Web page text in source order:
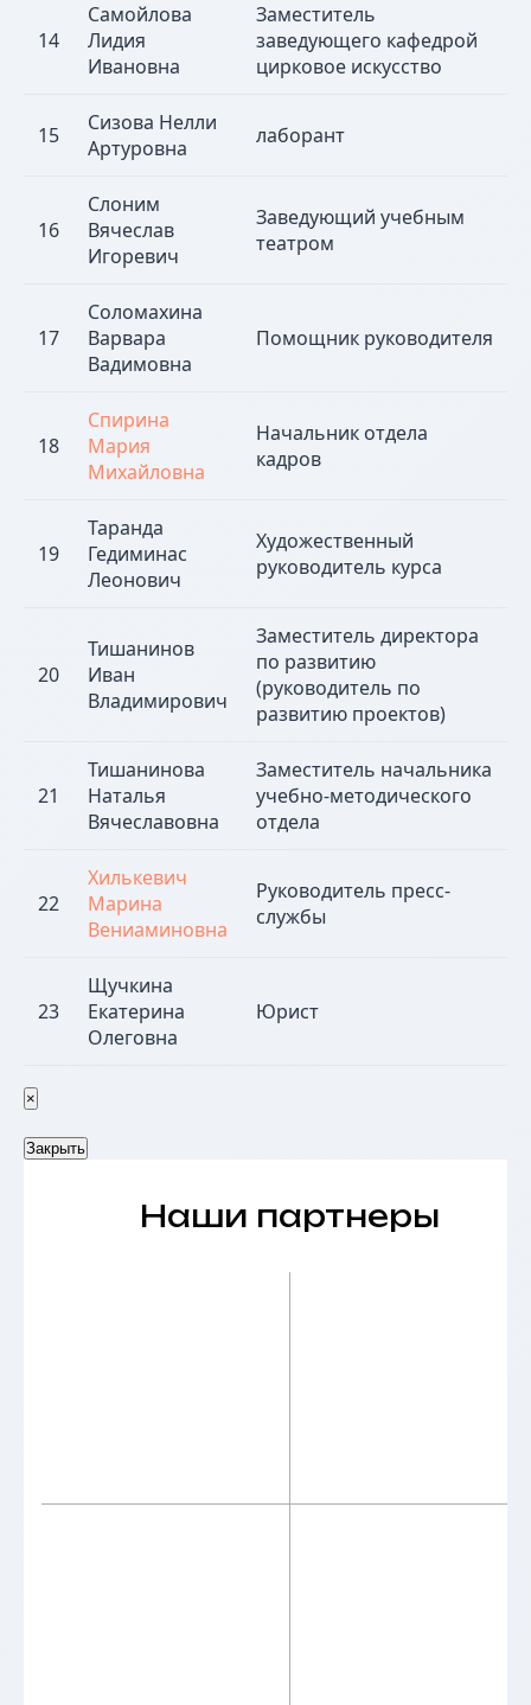
14
Самойлова
Лидия
Ивановна
Заместитель
заведующего кафедрой
цирковое искусство
15
Сизова Нелли
Артуровна
лаборант
16
Слоним
Вячеслав
Игоревич
Заведующий учебным
театром
17
Соломахина
Варвара
Вадимовна
Помощник руководителя
18
Спирина
Мария
Михайловна
Начальник отдела
кадров
19
Таранда
Гедиминас
Леонович
Художественный
руководитель курса
20
Тишанинов
Иван
Владимирович
Заместитель директора
по развитию
(руководитель по
развитию проектов)
21
Тишанинова
Наталья
Вячеславовна
Заместитель начальника
учебно-методического
отдела
22
Хилькевич
Марина
Вениаминовна
Руководитель пресс-
службы
23
Щучкина
Екатерина
Олеговна
Юрист
×
Закрыть
СССР И.Д. Кобзона”